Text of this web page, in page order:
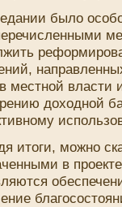
было
местной власти
доходной
итоги, можно
в